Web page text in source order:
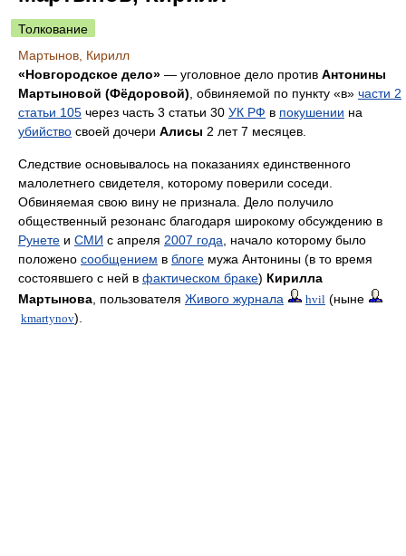
Толкование
Мартынов, Кирилл
«Новгородское дело» — уголовное дело против Антонины
Мартыновой (Фёдоровой) , обвиняемой по пункту «в» части 2
статьи 105 через часть 3 статьи 30 УК РФ в покушении на
убийство своей дочери Алисы 2 лет 7 месяцев.
Следствие основывалось на показаниях единственного
малолетнего свидетеля, которому поверили соседи.
Обвиняемая свою вину не признала. Дело получило
общественный резонанс благодаря широкому обсуждению в
Рунете и СМИ с апреля 2007 года , начало которому было
положено сообщением в блоге мужа Антонины (в то время
состоявшего с ней в фактическом браке) Кирилла
Мартынова , пользователя Живого журнала hvil (ныне
kmartynov).